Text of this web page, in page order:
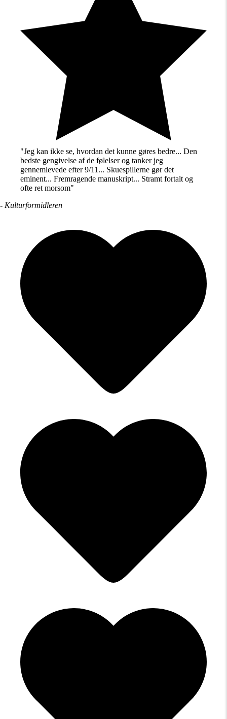
"Jeg kan ikke se, hvordan det kunne gøres bedre... Den
bedste gengivelse af de følelser og tanker jeg
gennemlevede efter 9/11... Skuespillerne gør det
eminent... Fremragende manuskript... Stramt fortalt og
ofte ret morsom"
- Kulturformidleren